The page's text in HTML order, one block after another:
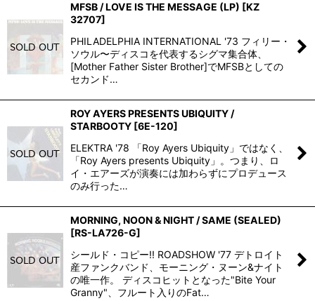
MFSB / LOVE IS THE MESSAGE (LP) [KZ
32707]
PHILADELPHIA INTERNATIONAL '73 フィリー・
ソウル〜ディスコを代表するシグマ集合体、
[Mother Father Sister Brother]でMFSBとしての
セカンド…
ROY AYERS PRESENTS UBIQUITY /
STARBOOTY [6E-120]
ELEKTRA '78 「Roy Ayers Ubiquity」ではなく、
「Roy Ayers presents Ubiquity」。つまり、ロ
イ・エアーズが演奏には加わらずにプロデュース
のみ行った…
MORNING, NOON & NIGHT / SAME (SEALED)
[RS-LA726-G]
シールド・コピー!! ROADSHOW '77 デトロイト
産ファンクバンド、モーニング・ヌーン&ナイト
の唯一作。 ディスコヒットとなった"Bite Your
Granny"、フルート入りのFat…